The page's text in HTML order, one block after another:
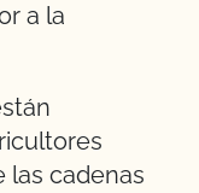
a la
las cadenas